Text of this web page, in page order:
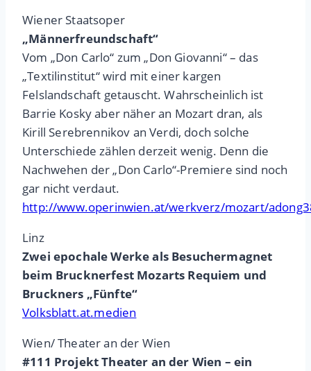
Wiener Staatsoper
„Männerfreundschaft“
Vom „Don Carlo“ zum „Don Giovanni“ – das
„Textilinstitut“ wird mit einer kargen
Felslandschaft getauscht. Wahrscheinlich ist
Barrie Kosky aber näher an Mozart dran, als
Kirill Serebrennikov an Verdi, doch solche
Unterschiede zählen derzeit wenig. Denn die
Nachwehen der „Don Carlo“-Premiere sind noch
gar nicht verdaut.
http://www.operinwien.at/werkverz/mozart/
Linz
Zwei epochale Werke als Besuchermagnet
beim Brucknerfest Mozarts Requiem und
Bruckners „Fünfte“
Volksblatt.at.medien
Wien/ Theater an der Wien
#111 Projekt Theater an der Wien – ein